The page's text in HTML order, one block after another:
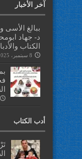
آخر الأخبار
ببالغ
د- جهاد
الكتاب
8 سبتمبر، 2025
أدب الكتاب